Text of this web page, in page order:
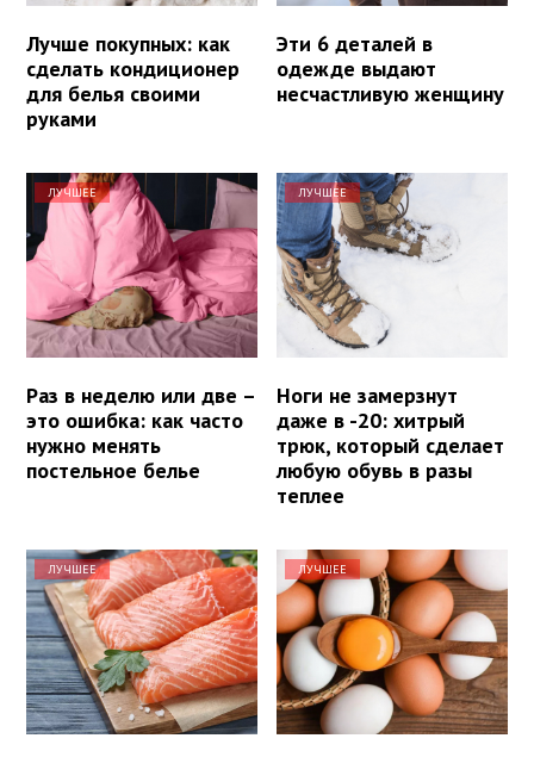
Лучше покупных: как
сделать кондиционер
для белья своими
руками
Эти 6 деталей в
одежде выдают
несчастливую женщину
ЛУЧШЕЕ
Раз в неделю или две –
это ошибка: как часто
нужно менять
постельное белье
ЛУЧШЕЕ
Ноги не замерзнут
даже в -20: хитрый
трюк, который сделает
любую обувь в разы
теплее
ЛУЧШЕЕ ЛУЧШЕЕ